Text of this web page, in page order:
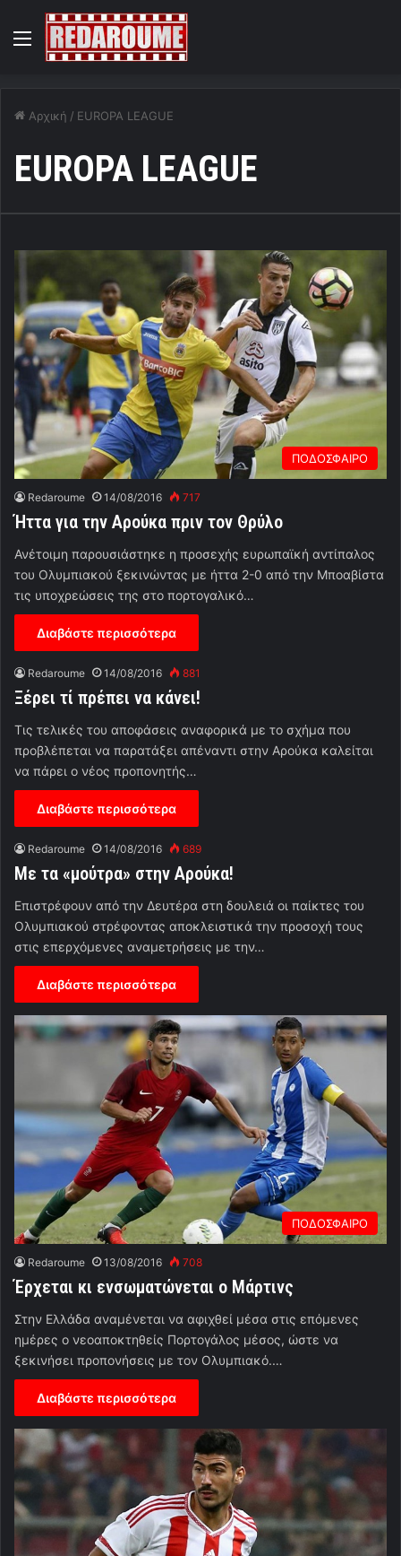
Menu
Αρχική / EUROPA LEAGUE
EUROPA LEAGUE
ΠΟΔΟΣΦΑΙΡΟ
Redaroume 14/08/2016 717
Ήττα για την Αρούκα πριν τον Θρύλο
Ανέτοιμη παρουσιάστηκε η προσεχής ευρωπαϊκή αντίπαλος
του Ολυμπιακού ξεκινώντας με ήττα 2-0 από την Μποαβίστα
τις υποχρεώσεις της στο πορτογαλικό…
Διαβάστε περισσότερα
Redaroume 14/08/2016 881
Ξέρει τί πρέπει να κάνει!
Τις τελικές του αποφάσεις αναφορικά με το σχήμα που
προβλέπεται να παρατάξει απέναντι στην Αρούκα καλείται
να πάρει ο νέος προπονητής…
Διαβάστε περισσότερα
Redaroume 14/08/2016 689
Με τα «μούτρα» στην Αρούκα!
Επιστρέφουν από την Δευτέρα στη δουλειά οι παίκτες του
Ολυμπιακού στρέφοντας αποκλειστικά την προσοχή τους
στις επερχόμενες αναμετρήσεις με την…
Διαβάστε περισσότερα
ΠΟΔΟΣΦΑΙΡΟ
Redaroume 13/08/2016 708
Έρχεται κι ενσωματώνεται ο Μάρτινς
Στην Ελλάδα αναμένεται να αφιχθεί μέσα στις επόμενες
ημέρες ο νεοαποκτηθείς Πορτογάλος μέσος, ώστε να
ξεκινήσει προπονήσεις με τον Ολυμπιακό.…
Διαβάστε περισσότερα